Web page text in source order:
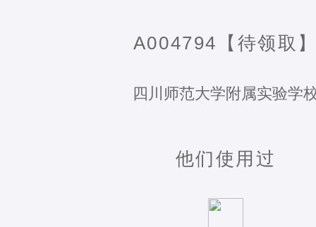
A004794【待领取
四川师范大学附属实验学
他们使用过